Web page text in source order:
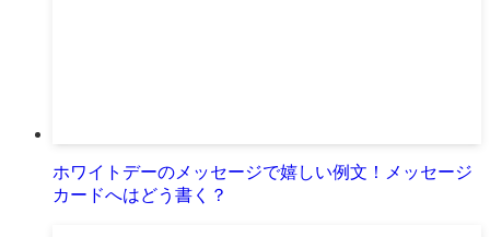
ホワイトデーのメッセージで嬉しい例文！メッセージ
カードへはどう書く？